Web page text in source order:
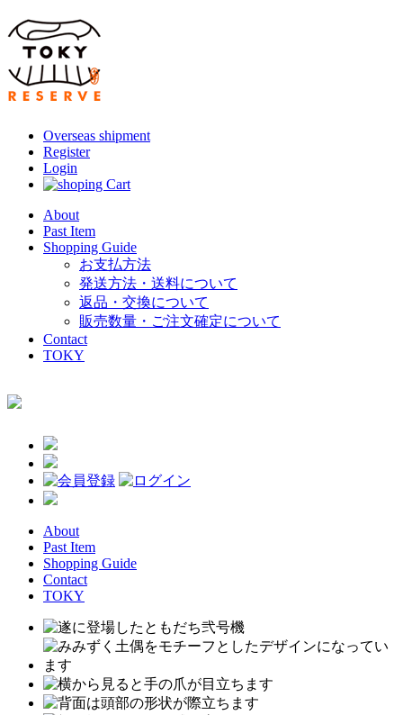
Overseas shipment
Register
Login
About
Past Item
Shopping Guide
お支払方法
発送方法・送料について
返品・交換について
販売数量・ご注文確定について
Contact
TOKY
About
Past Item
Shopping Guide
Contact
TOKY